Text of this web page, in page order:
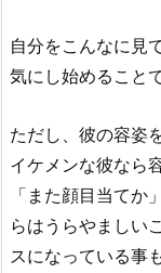
自分をこんなに見
気にし始めること
ただし、彼の容姿
イケメンな彼なら
「また顔目当て
らはうらやましい
スになっている事